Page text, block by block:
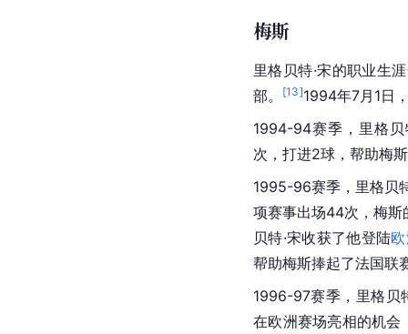
梅斯
里格贝特·宋的职业生
部。
[13]1994年7月1日
1994-94赛季，里格贝
次，打进2球，帮助梅
1995-96赛季，里格贝
项赛事出场44次，梅斯
贝特·宋收获了他登陆
帮助梅斯捧起了法国联
1996-97赛季，里格贝
在欧洲赛场亮相的机会